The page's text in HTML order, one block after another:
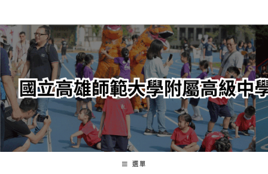
轉
至
主
內
容
選單